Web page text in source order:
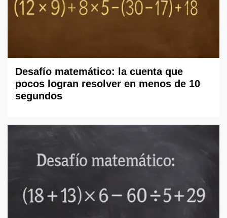
Desafío matemático: la cuenta que
pocos logran resolver en menos de 10
segundos